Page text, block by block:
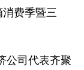
费季暨三
司代表齐聚